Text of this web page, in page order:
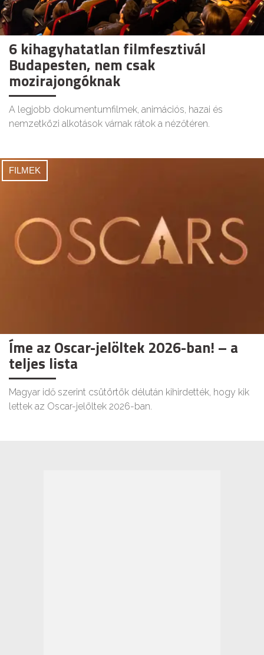
6 kihagyhatatlan filmfesztivál
Budapesten, nem csak
mozirajongóknak
A legjobb dokumentumfilmek, animációs, hazai és
nemzetközi alkotások várnak rátok a nézőtéren.
FILMEK
Íme az Oscar-jelöltek 2026-ban! – a
teljes lista
Magyar idő szerint csütörtök délután kihirdették, hogy kik
lettek az Oscar-jelöltek 2026-ban.